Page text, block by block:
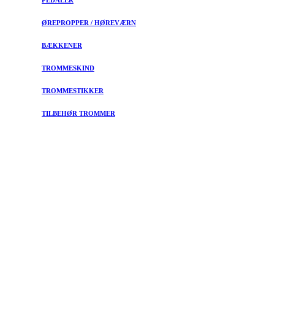
ØREPROPPER / HØREVÆRN
BÆKKENER
TROMMESKIND
TROMMESTIKKER
TILBEHØR TROMMER